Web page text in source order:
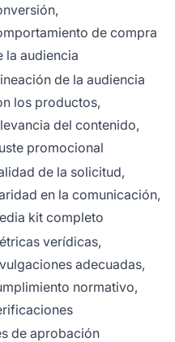
de compra
la audiencia
de la audiencia
los productos,
del contenido,
promocional
de la solicitud,
en la comunicación,
kit completo
verídicas,
adecuadas,
normativo,
de aprobación